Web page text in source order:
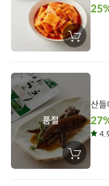
장
바
에
품절
장
바
산